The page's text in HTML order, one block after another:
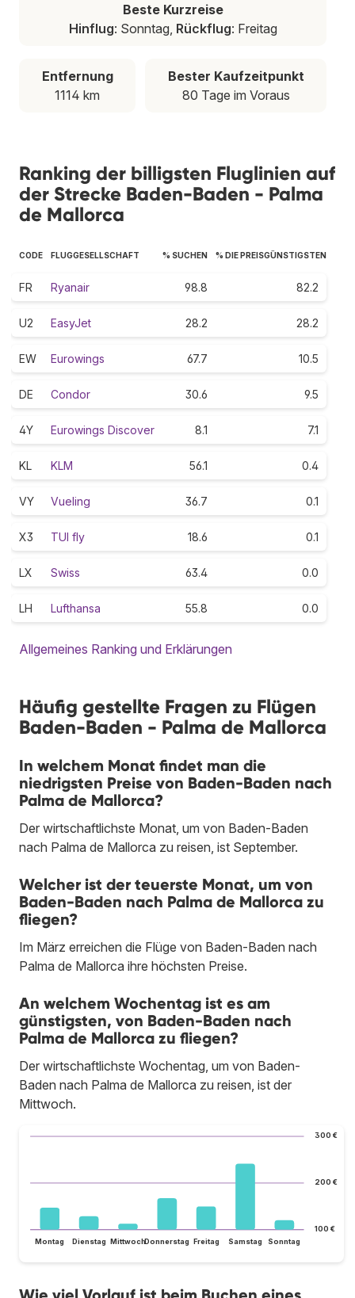
Beste Kurzreise
Hinflug: Sonntag, Rückflug: Freitag
Entfernung
1114 km
Bester Kaufzeitpunkt
80 Tage im Voraus
Ranking der billigsten Fluglinien auf
der Strecke Baden-Baden - Palma
de Mallorca
CODE FLUGGESELLSCHAFT % SUCHEN % DIE PREISGÜNSTIGSTEN
FR Ryanair 98.8 82.2
U2 EasyJet 28.2 28.2
EW Eurowings 67.7 10.5
DE Condor 30.6 9.5
4Y Eurowings Discover 8.1 7.1
KL KLM 56.1 0.4
VY Vueling 36.7 0.1
X3 TUI fly 18.6 0.1
LX Swiss 63.4 0.0
LH Lufthansa 55.8 0.0
Allgemeines Ranking und Erklärungen
Häufig gestellte Fragen zu Flügen
Baden-Baden - Palma de Mallorca
In welchem Monat findet man die
niedrigsten Preise von Baden-Baden nach
Palma de Mallorca?
Der wirtschaftlichste Monat, um von Baden-Baden
nach Palma de Mallorca zu reisen, ist September.
Welcher ist der teuerste Monat, um von
Baden-Baden nach Palma de Mallorca zu
fliegen?
Im März erreichen die Flüge von Baden-Baden nach
Palma de Mallorca ihre höchsten Preise.
An welchem Wochentag ist es am
günstigsten, von Baden-Baden nach
Palma de Mallorca zu fliegen?
Der wirtschaftlichste Wochentag, um von Baden-
Baden nach Palma de Mallorca zu reisen, ist der
Mittwoch.
100 €
200 €
300 €
Montag Dienstag MittwochDonnerstag Freitag Samstag Sonntag